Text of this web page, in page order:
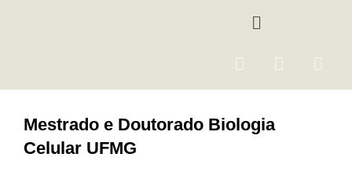
Menu
F
e
b
I
Y
Mestrado e Doutorado Biologia
Celular UFMG